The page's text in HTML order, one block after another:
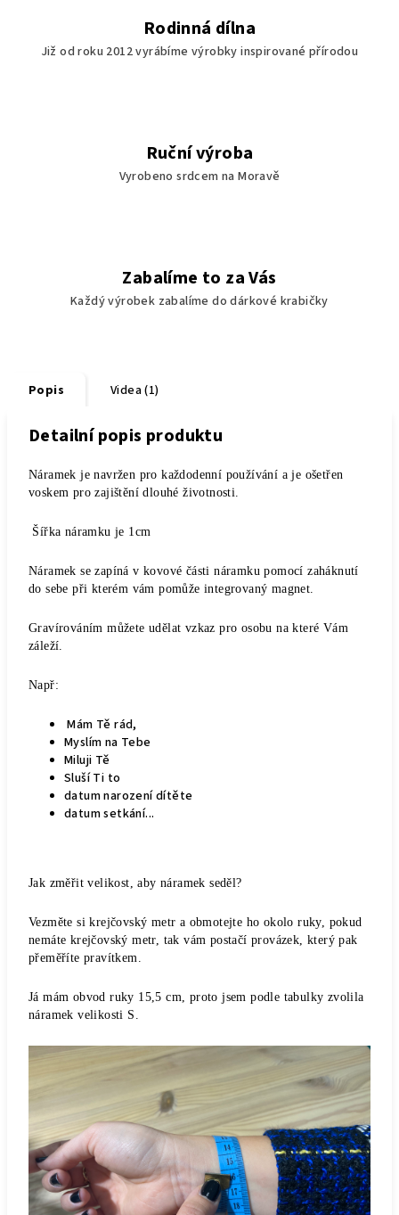
Rodinná dílna
Již od roku 2012 vyrábíme výrobky inspirované přírodou
Ruční výroba
Vyrobeno srdcem na Moravě
Zabalíme to za Vás
Každý výrobek zabalíme do dárkové krabičky
Popis Videa (1)
Detailní popis produktu
Náramek je navržen pro každodenní používání a je ošetřen
voskem pro zajištění dlouhé životnosti.
Šířka náramku je 1cm
Náramek se zapíná v kovové části náramku pomocí zaháknutí
do sebe při kterém vám pomůže integrovaný magnet.
Gravírováním můžete udělat vzkaz pro osobu na které Vám
záleží.
Např:
Mám Tě rád,
Myslím na Tebe
Miluji Tě
Sluší Ti to
datum narození dítěte
datum setkání...
Jak změřit velikost, aby náramek seděl?
Vezměte si krejčovský metr a obmotejte ho okolo ruky, pokud
nemáte krejčovský metr, tak vám postačí provázek, který pak
přeměříte pravítkem.
Já mám obvod ruky 15,5 cm, proto jsem podle tabulky zvolila
náramek velikosti S.